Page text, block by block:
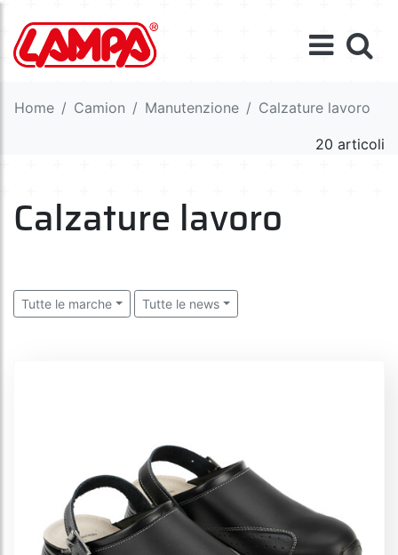
Home Camion Manutenzione Calzature lavoro
20 articoli
Calzature lavoro
Tutte le marche Tutte le news